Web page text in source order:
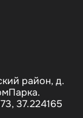
район, д.
37.224165